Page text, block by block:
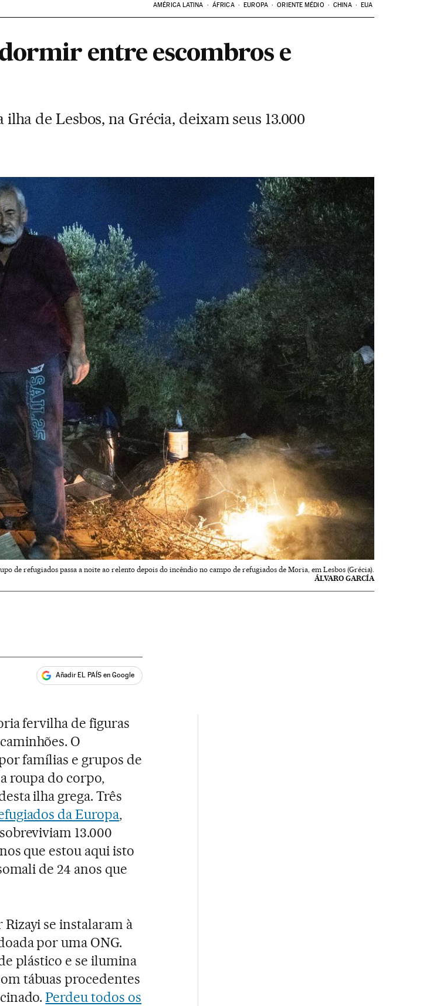
AMÉRICA LATINA ÁFRICA EUROPA ORIENTE MÉDIO CHINA EUA
entre escombros e
de Lesbos, na Grécia, deixam seus 13.000
de refugiados passa a noite ao relento depois do incêndio no campo de refugiados de Moria, em Lesbos (Grécia).
ÁLVARO GARCÍA
Añadir EL PAÍS en Google
fervilha de figuras
O
famílias e grupos de
roupa do corpo,
ilha grega. Três
da Europa,
13.000
que estou aqui isto
de 24 anos que
se instalaram à
por uma ONG.
plástico e se ilumina
tábuas procedentes
Perdeu todos os